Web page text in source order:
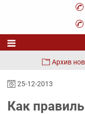
Архив
25-12-2013
Как